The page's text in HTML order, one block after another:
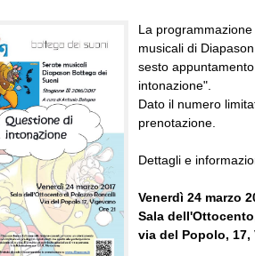
La
musicali di
sesto
intonazione".
Dato il numero
prenotazione.
Dettagli e
Venerdì 24 marzo
Sala
via del Popolo, 17,